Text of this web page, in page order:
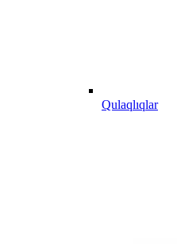
Qulaqlıqlar